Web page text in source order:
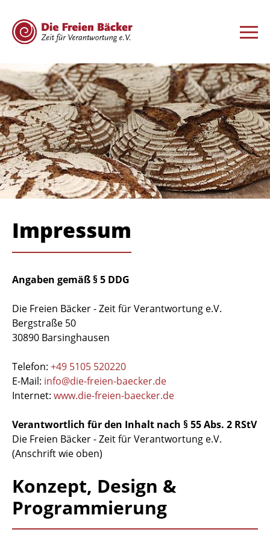
Impressum
Angaben gemäß § 5 DDG
Die Freien Bäcker - Zeit für Verantwortung e.V.
Bergstraße 50
30890 Barsinghausen
Telefon: +49 5105 520220
E-Mail: info@die-freien-baecker.de
Internet: www.die-freien-baecker.de
Verantwortlich für den Inhalt nach § 55 Abs. 2 RStV
Die Freien Bäcker - Zeit für Verantwortung e.V.
(Anschrift wie oben)
Konzept, Design &
Programmierung